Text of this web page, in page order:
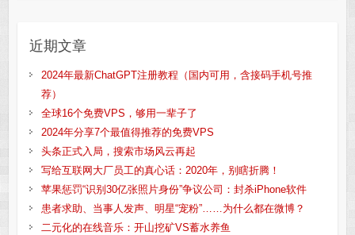
近期文章
2024年最新ChatGPT注册教程（国内可用，含接码手机号推
荐）
全球16个免费VPS，够用一辈子了
2024年分享7个最值得推荐的免费VPS
头条正式入局，搜索市场风云再起
写给互联网大厂员工的真心话：2020年，别瞎折腾！
苹果惩罚“识别30亿张照片身份”争议公司：封杀iPhone软件
患者求助、当事人发声、明星“宠粉”……为什么都在微博？
二元化的在线音乐：开山挖矿VS蓄水养鱼